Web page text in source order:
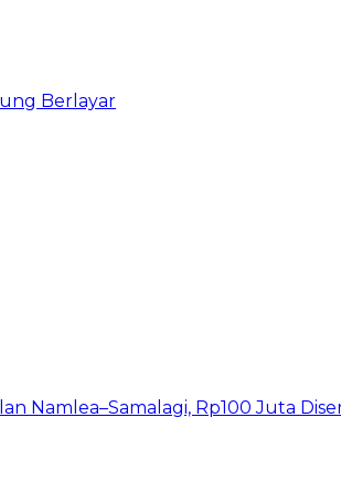
Berlayar
Namlea–Samalagi, Rp100 Juta